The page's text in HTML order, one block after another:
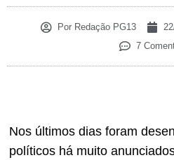
Por Redação PG13
7
Nos últimos dias foram
políticos há muito